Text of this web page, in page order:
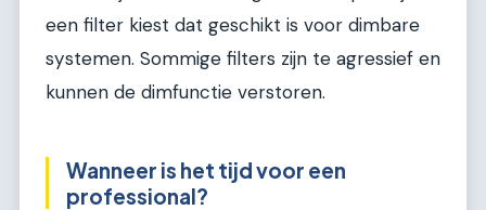
een filter kiest dat geschikt is voor dimbare
systemen. Sommige filters zijn te agressief en
kunnen de dimfunctie verstoren.
Wanneer is het tijd voor een
professional?